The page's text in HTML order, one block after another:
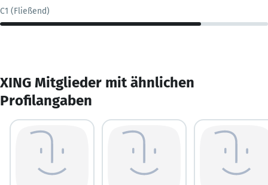
C1 (Fließend)
XING Mitglieder mit ähnlichen
Profilangaben